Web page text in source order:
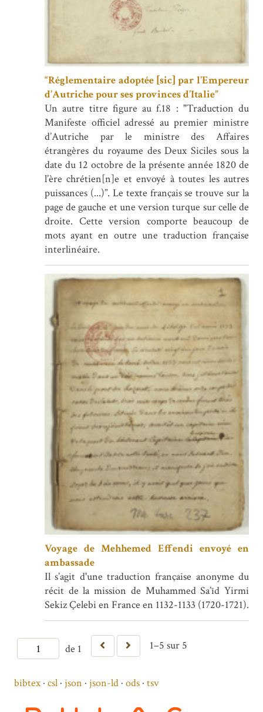
“Réglementaire adoptée [sic] par l’Empereur
d’Autriche pour ses provinces d’Italie”
Un autre titre figure au f.18 : "Traduction du
Manifeste officiel adressé au premier ministre
d’Autriche par le ministre des Affaires
étrangères du royaume des Deux Siciles sous la
date du 12 octobre de la présente année 1820 de
l’ère chrétien[n]e et envoyé à toutes les autres
puissances (...)”. Le texte français se trouve sur la
page de gauche et une version turque sur celle de
droite. Cette version comporte beaucoup de
mots ayant en outre une traduction française
interlinéaire.
Voyage de Mehhemed Effendi envoyé en
ambassade
Il s’agit d'une traduction française anonyme du
récit de la mission de Muhammed Sa’īd Yirmi
Sekiz Çelebi en France en 1132-1133 (1720-1721).
de 1 1–5 sur 5
bibtex csl json json-ld ods tsv